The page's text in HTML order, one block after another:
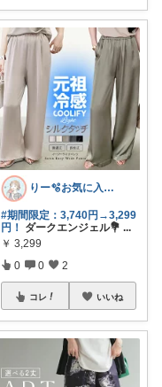
りー🫧お気に入りのある暮らし🧺
#期間限定：3,740円→3,299
円！
ダークエンジェル💐...
￥ 3,299
0 0 2
コレ いいね